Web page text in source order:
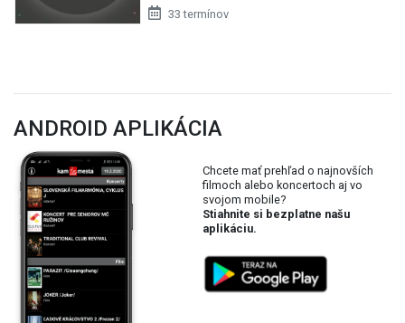
33 termínov
ANDROID APLIKÁCIA
Chcete mať prehľad o najnovších
filmoch alebo koncertoch aj vo
svojom mobile?
Stiahnite si bezplatne našu
aplikáciu.